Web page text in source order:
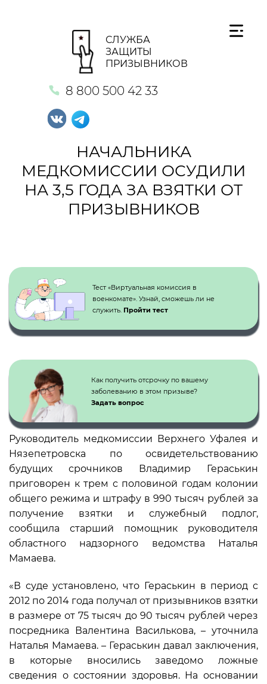
СЛУЖБА
ЗАЩИТЫ
ПРИЗЫВНИКОВ
8 800 500 42 33
НАЧАЛЬНИКА
МЕДКОМИССИИ ОСУДИЛИ
НА 3,5 ГОДА ЗА ВЗЯТКИ ОТ
ПРИЗЫВНИКОВ
Тест «Виртуальная комиссия в
военкомате». Узнай, сможешь ли не
служить. Пройти тест
Как получить отсрочку по вашему
заболеванию в этом призыве?
Задать вопрос
Руководитель медкомиссии Верхнего Уфалея и
Нязепетровска по освидетельствованию
будущих срочников Владимир Гераськин
приговорен к трем с половиной годам колонии
общего режима и штрафу в 990 тысяч рублей за
получение взятки и служебный подлог,
сообщила старший помощник руководителя
областного надзорного ведомства Наталья
Мамаева.
«В суде установлено, что Гераськин в период с
2012 по 2014 года получал от призывников взятки
в размере от 75 тысяч до 90 тысяч рублей через
посредника Валентина Василькова, – уточнила
Наталья Мамаева. – Гераськин давал заключения,
в которые вносились заведомо ложные
сведения о состоянии здоровья. На основании